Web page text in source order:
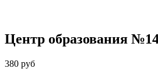
Центр образования
380 руб